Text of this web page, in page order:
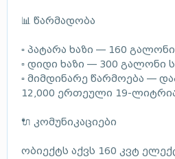
📊 წარმადობა
▫️ პატარა ხაზი — 160
▫️ დიდი ხაზი — 300 გალონი
▫️ მიმდინარე წარმოება —
12,000 ერთეული 19-
🔌 კომუნიკაციები
ობიექტს აქვს 160 კვტ